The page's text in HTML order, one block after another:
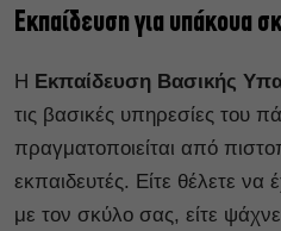
Εκπαίδευσηγια υπάκουα
Η Εκπαίδευση Βασικής
τις βασικές υπηρεσίες του
πραγματοποιείται από
εκπαιδευτές. Είτε θέλετε
με τον σκύλο σας, είτε